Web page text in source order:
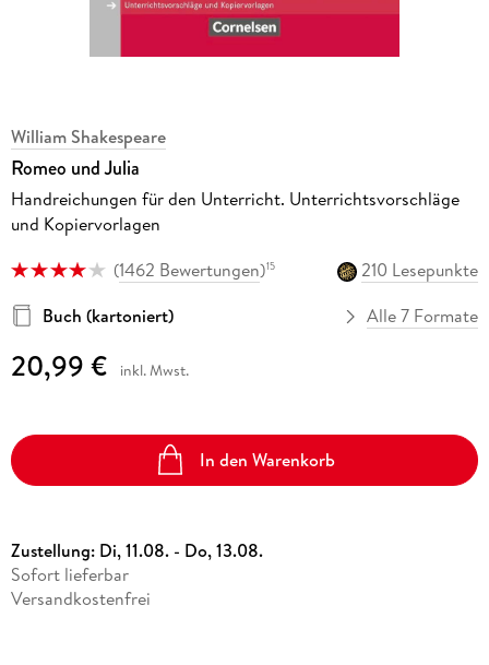
William Shakespeare
Romeo und Julia
Handreichungen für den Unterricht. Unterrichtsvorschläge
und Kopiervorlagen
(1462 Bewertungen)15
210 Lesepunkte
Buch (kartoniert)
Alle 7 Formate
20,99 € inkl. Mwst.
In den Warenkorb
Zustellung: Di, 11.08. - Do, 13.08.
Sofort lieferbar
Versandkostenfrei